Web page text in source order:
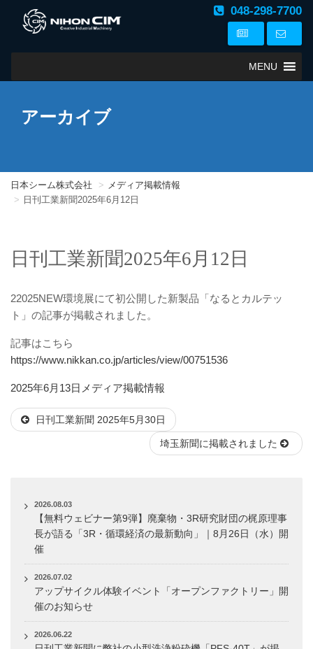
048-298-7700
MENU
アーカイブ
日本シーム株式会社
メディア掲載情報
日刊工業新聞2025年6月12日
日刊工業新聞2025年6月12日
22025NEW環境展にて初公開した新製品「なるとカルテッ
ト」の記事が掲載されました。
記事はこちら
https://www.nikkan.co.jp/articles/view/00751536
投
日:
2025年6月13日 カ
ゴ
メディア掲載情報
日刊工業新聞 2025年5月30日
埼玉新聞に掲載されました
2026.08.03
【無料ウェビナー第9弾】廃棄物・3R研究財団の梶原理事
長が語る「3R・循環経済の最新動向」｜8月26日（水）開
催
2026.07.02
アップサイクル体験イベント「オープンファクトリー」開
催のお知らせ
2026.06.22